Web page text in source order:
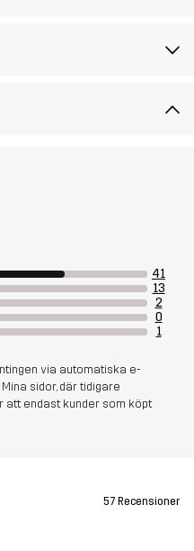
41
13
2
0
1
via automatiska e-
sidor, där tidigare
att endast kunder som köpt
57 Recensioner